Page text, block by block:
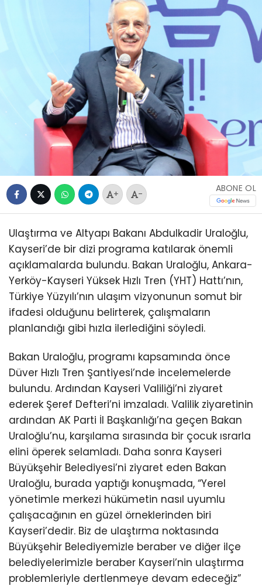
+ -
ABONE OL
Ulaştırma ve Altyapı Bakanı Abdulkadir Uraloğlu,
Kayseri’de bir dizi programa katılarak önemli
açıklamalarda bulundu. Bakan Uraloğlu, Ankara-
Yerköy-Kayseri Yüksek Hızlı Tren (YHT) Hattı’nın,
Türkiye Yüzyılı’nın ulaşım vizyonunun somut bir
ifadesi olduğunu belirterek, çalışmaların
planlandığı gibi hızla ilerlediğini söyledi.
Bakan Uraloğlu, programı kapsamında önce
Düver Hızlı Tren Şantiyesi’nde incelemelerde
bulundu. Ardından Kayseri Valiliği’ni ziyaret
ederek Şeref Defteri’ni imzaladı. Valilik ziyaretinin
ardından AK Parti İl Başkanlığı’na geçen Bakan
Uraloğlu’nu, karşılama sırasında bir çocuk ısrarla
elini öperek selamladı. Daha sonra Kayseri
Büyükşehir Belediyesi’ni ziyaret eden Bakan
Uraloğlu, burada yaptığı konuşmada, “Yerel
yönetimle merkezi hükümetin nasıl uyumlu
çalışacağının en güzel örneklerinden biri
Kayseri’dedir. Biz de ulaştırma noktasında
Büyükşehir Belediyemizle beraber ve diğer ilçe
belediyelerimizle beraber Kayseri’nin ulaştırma
problemleriyle dertlenmeye devam edeceğiz”